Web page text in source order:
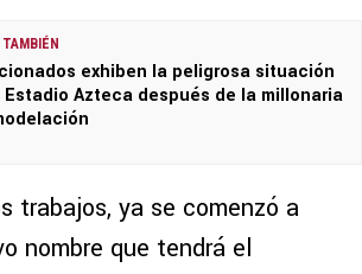
exhiben la peligrosa situación
Estadio Azteca después de la millonaria
trabajos, ya se comenzó a
nombre que tendrá el